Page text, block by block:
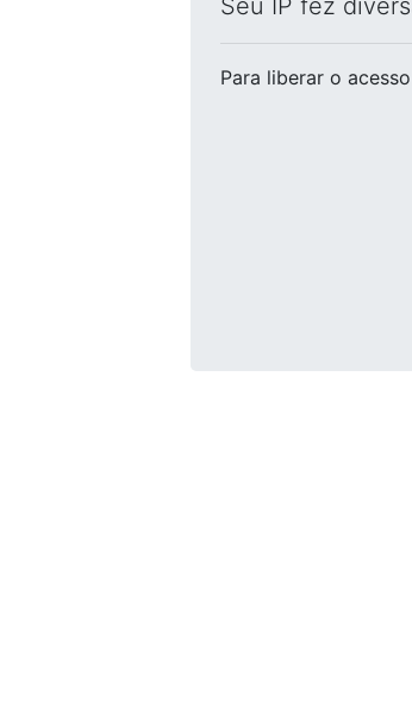
Seu IP fez
Para liberar o acesso